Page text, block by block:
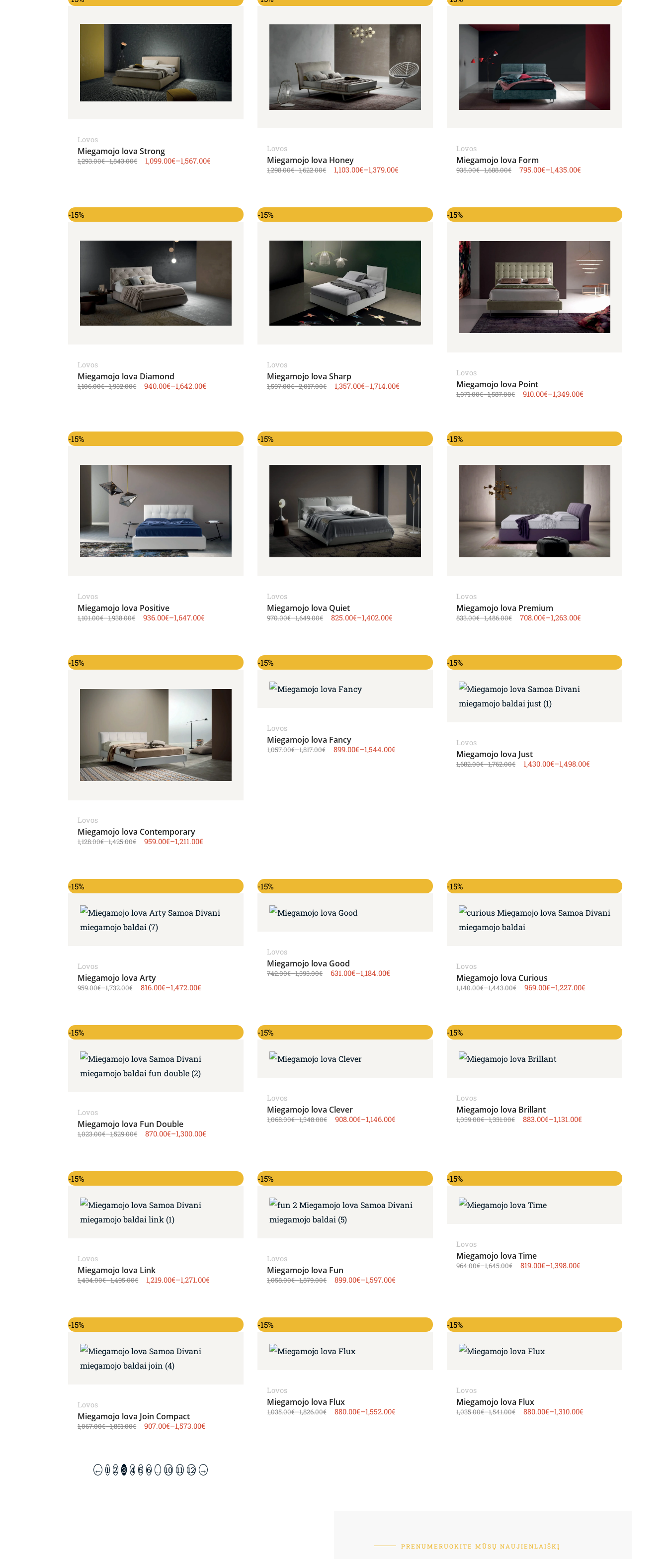
Lovos
Miegamojo lova Strong
1,293.00€–1,843.00€ 1,099.00€–1,567.00€
Lovos
Miegamojo lova Honey
1,298.00€–1,622.00€ 1,103.00€–1,379.00€
Lovos
Miegamojo lova Form
935.00€–1,688.00€ 795.00€–1,435.00€
-15%
Lovos
Miegamojo lova Diamond
1,106.00€–1,932.00€ 940.00€–1,642.00€
-15%
Lovos
Miegamojo lova Sharp
1,597.00€–2,017.00€ 1,357.00€–1,714.00€
-15%
Lovos
Miegamojo lova Point
1,071.00€–1,587.00€ 910.00€–1,349.00€
-15%
Lovos
Miegamojo lova Positive
1,101.00€–1,938.00€ 936.00€–1,647.00€
-15%
Lovos
Miegamojo lova Quiet
970.00€–1,649.00€ 825.00€–1,402.00€
-15%
Lovos
Miegamojo lova Premium
833.00€–1,486.00€ 708.00€–1,263.00€
-15%
Lovos
Miegamojo lova Contemporary
1,128.00€–1,425.00€ 959.00€–1,211.00€
-15%
Lovos
Miegamojo lova Fancy
1,057.00€–1,817.00€ 899.00€–1,544.00€
-15%
Lovos
Miegamojo lova Just
1,682.00€–1,762.00€ 1,430.00€–1,498.00€
-15%
Lovos
Miegamojo lova Arty
959.00€–1,732.00€ 816.00€–1,472.00€
-15%
Lovos
Miegamojo lova Good
742.00€–1,393.00€ 631.00€–1,184.00€
-15%
Lovos
Miegamojo lova Curious
1,140.00€–1,443.00€ 969.00€–1,227.00€
-15%
Lovos
Miegamojo lova Fun Double
1,023.00€–1,529.00€ 870.00€–1,300.00€
-15%
Lovos
Miegamojo lova Clever
1,068.00€–1,348.00€ 908.00€–1,146.00€
-15%
Lovos
Miegamojo lova Brillant
1,039.00€–1,331.00€ 883.00€–1,131.00€
-15%
Lovos
Miegamojo lova Link
1,434.00€–1,495.00€ 1,219.00€–1,271.00€
-15%
Lovos
Miegamojo lova Fun
1,058.00€–1,879.00€ 899.00€–1,597.00€
-15%
Lovos
Miegamojo lova Time
964.00€–1,645.00€ 819.00€–1,398.00€
-15%
Lovos
Miegamojo lova Join Compact
1,067.00€–1,851.00€ 907.00€–1,573.00€
-15%
Lovos
Miegamojo lova Flux
1,035.00€–1,826.00€ 880.00€–1,552.00€
-15%
Lovos
Miegamojo lova Flux
1,035.00€–1,541.00€ 880.00€–1,310.00€
← 1 2 3 4 5 6 … 10 11 12 →
PRENUMERUOKITE MŪSŲ NAUJIENLAIŠKĮ